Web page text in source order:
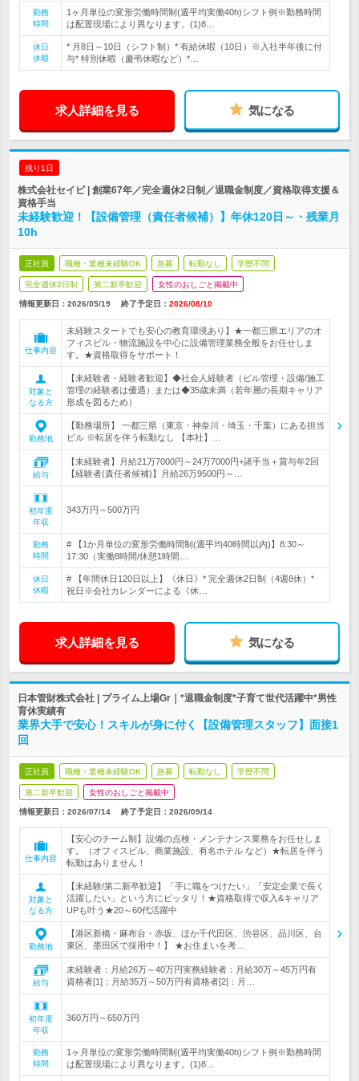
勤務
時間
1ヶ月単位の変形労働時間制(週平均実働40h)シフト例※勤務時間
は配置現場により異なります。(1)8…
休日
休暇
* 月8日～10日（シフト制）* 有給休暇（10日）※入社半年後に付
与* 特別休暇（慶弔休暇など）*…
求人詳細を見る 気になる
残り1日
株式会社セイビ | 創業67年／完全週休2日制／退職金制度／資格取得支援＆
資格手当
未経験歓迎！【設備管理（責任者候補）】年休120日～・残業月
10h
正社員 職種・業種未経験OK 急募 転勤なし 学歴不問
完全週休2日制 第二新卒歓迎 女性のおしごと掲載中
情報更新日：2026/05/19 終了予定日： 2026/08/10
仕事内容
未経験スタートでも安心の教育環境あり】★一都三県エリアのオ
フィスビル・物流施設を中心に設備管理業務全般をお任せしま
す。★資格取得をサポート！
対象と
なる方
【未経験者・経験者歓迎】◆社会人経験者（ビル管理・設備/施工
管理の経験者は優遇）または◆35歳未満（若年層の長期キャリア
形成を図るため）
勤務地
【勤務場所】 一都三県（東京・神奈川・埼玉・千葉）にある担当
ビル ※転居を伴う転勤なし 【本社】…
給与
【未経験者】月給21万7000円～24万7000円+諸手当＋賞与年2回
【経験者(責任者候補)】月給26万9500円～…
初年度
年収
343万円～500万円
勤務
時間
# 【1か月単位の変形労働時間制(週平均40時間以内)】8:30～
17:30（実働8時間/休憩1時間…
休日
休暇
# 【年間休日120日以上】《休日》* 完全週休2日制（4週8休）*
祝日※会社カレンダーによる《休…
求人詳細を見る 気になる
日本管財株式会社 | プライム上場Gr｜*退職金制度*子育て世代活躍中*男性
育休実績有
業界大手で安心！スキルが身に付く【設備管理スタッフ】面接1
回
正社員 職種・業種未経験OK 急募 転勤なし 学歴不問
第二新卒歓迎 女性のおしごと掲載中
情報更新日：2026/07/14 終了予定日： 2026/09/14
仕事内容
【安心のチーム制】設備の点検・メンテナンス業務をお任せしま
す。（オフィスビル、商業施設、有名ホテル など）★転居を伴う
転勤はありません！
対象と
なる方
【未経験/第二新卒歓迎】「手に職をつけたい」「安定企業で長く
活躍したい」という方にピッタリ！★資格取得で収入&キャリア
UPも叶う★20～60代活躍中
勤務地
【港区新橋・麻布台・赤坂、ほか千代田区、渋谷区、品川区、台
東区、墨田区で採用中！】 ★お住まいを考…
給与
未経験者：月給26万～40万円実務経験者：月給30万～45万円有
資格者[1]：月給35万～50万円有資格者[2]：月…
初年度
年収
360万円～650万円
勤務
時間
1ヶ月単位の変形労働時間制(週平均実働40h)シフト例※勤務時間
は配置現場により異なります。(1)8…